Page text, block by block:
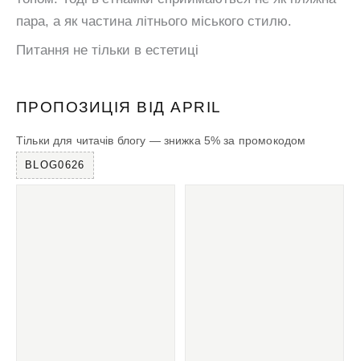
пара, а як частина літнього міського стилю.
Питання не тільки в естетиці
ПРОПОЗИЦІЯ ВІД APRIL
Тільки для читачів блогу — знижка 5% за промокодом
BLOG0626